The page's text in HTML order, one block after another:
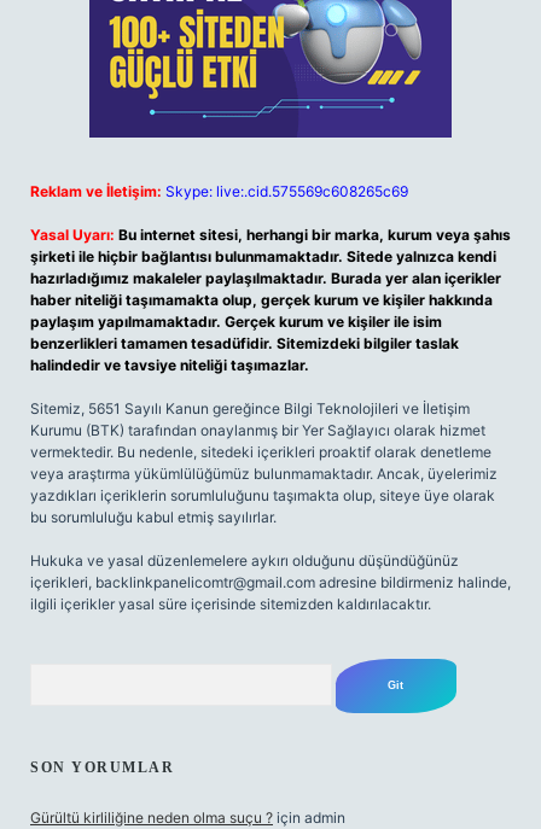
Reklam ve İletişim: Skype: live:.cid.575569c608265c69
Yasal Uyarı: Bu internet sitesi, herhangi bir marka, kurum veya şahıs
şirketi ile hiçbir bağlantısı bulunmamaktadır. Sitede yalnızca kendi
hazırladığımız makaleler paylaşılmaktadır. Burada yer alan içerikler
haber niteliği taşımamakta olup, gerçek kurum ve kişiler hakkında
paylaşım yapılmamaktadır. Gerçek kurum ve kişiler ile isim
benzerlikleri tamamen tesadüfidir. Sitemizdeki bilgiler taslak
halindedir ve tavsiye niteliği taşımazlar.
Sitemiz, 5651 Sayılı Kanun gereğince Bilgi Teknolojileri ve İletişim
Kurumu (BTK) tarafından onaylanmış bir Yer Sağlayıcı olarak hizmet
vermektedir. Bu nedenle, sitedeki içerikleri proaktif olarak denetleme
veya araştırma yükümlülüğümüz bulunmamaktadır. Ancak, üyelerimiz
yazdıkları içeriklerin sorumluluğunu taşımakta olup, siteye üye olarak
bu sorumluluğu kabul etmiş sayılırlar.
Hukuka ve yasal düzenlemelere aykırı olduğunu düşündüğünüz
içerikleri, backlinkpanelicomtr@gmail.com adresine bildirmeniz halinde,
ilgili içerikler yasal süre içerisinde sitemizden kaldırılacaktır.
SON YORUMLAR
Gürültü kirliliğine neden olma suçu ? için admin